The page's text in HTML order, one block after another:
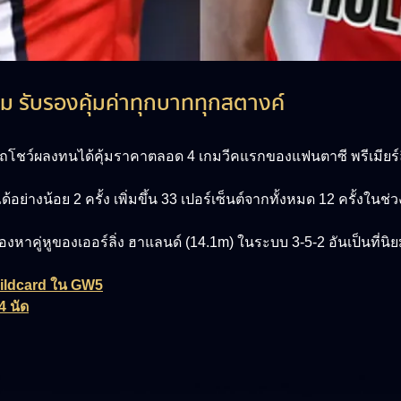
รับรองคุ้มค่าทุกบาททุกสตางค์
โชว์ผลงทนได้คุ้มราคาตลอด 4 เกมวีคแรกของแฟนตาซี พรีเมีย
ย่างน้อย 2 ครั้ง เพิ่มขึ้น 33 เปอร์เซ็นต์จากทั้งหมด 12 ครั้งในช่ว
าคู่หูของเออร์ลิ่ง ฮาแลนด์ (14.1m) ในระบบ 3-5-2 อันเป็นที่นิ
ใน GW5
นัด